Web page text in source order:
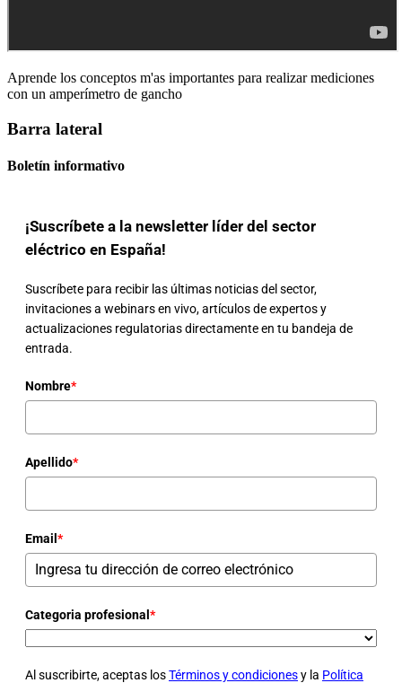
Aprende los conceptos m'as importantes para realizar mediciones
con un amperímetro de gancho
Barra lateral
Boletín informativo
¡Suscríbete a la newsletter líder del sector
eléctrico en España!
Suscríbete para recibir las últimas noticias del sector,
invitaciones a webinars en vivo, artículos de expertos y
actualizaciones regulatorias directamente en tu bandeja de
entrada.
Nombre*
Apellido*
Email *
Categoria profesional *
Al suscribirte, aceptas losTérminos y condicionesy la Política